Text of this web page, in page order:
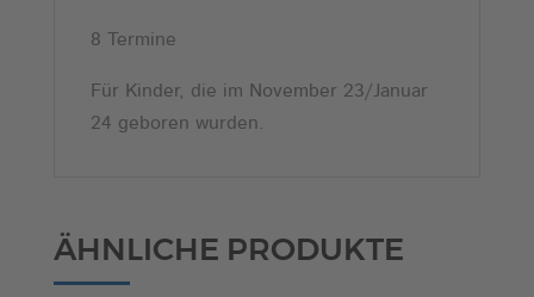
8 Termine
Für Kinder, die im November 23/Januar
24 geboren wurden.
ÄHNLICHE PRODUKTE